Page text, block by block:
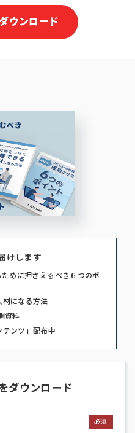
ウンロード
けします
めに押さえるべき６つのポ
材になる方法
資料
ンツ」配布中
ダウンロード
必須